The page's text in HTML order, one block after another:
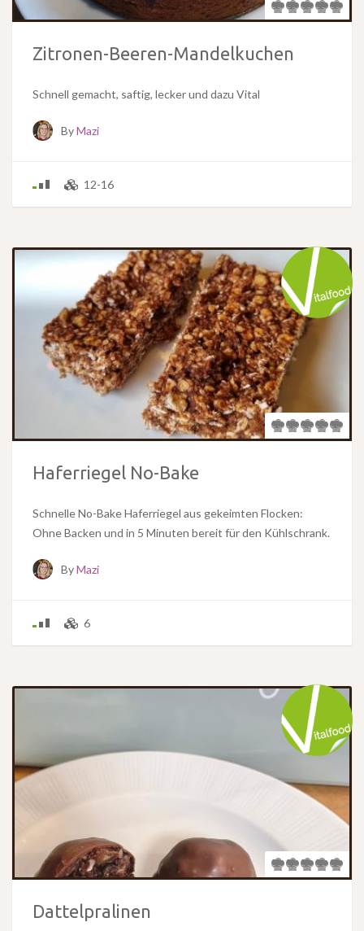
Zitronen-Beeren-Mandelkuchen
Schnell gemacht, saftig, lecker und dazu Vital
ByMazi
12-16
Haferriegel No-Bake
Schnelle No-Bake Haferriegel aus gekeimten Flocken:
Ohne Backen und in 5 Minuten bereit für den Kühlschrank.
ByMazi
6
Dattelpralinen